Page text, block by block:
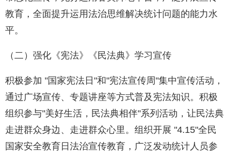
教育，全面提升运用法治思维解决统计问题的能力水
平。
（二）强化《宪法》《民法典》学习宣传
积极参加 "国家宪法日"和"宪法宣传周"集中宣传活动，
通过广场宣传、专题讲座等方式普及宪法知识。积极
组织参与"美好生活，民法典相伴"系列活动，让民法典
走进群众身边、走进群众心里。组织开展 "4.15"全民
国家安全教育日法治宣传教育，广泛发动统计人员参